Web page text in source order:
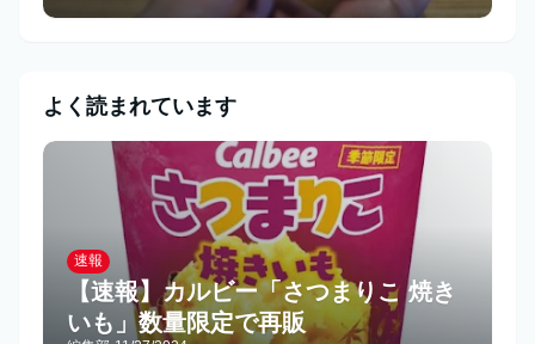
よく読まれています
速報
【速報】カルビー「さつまりこ 焼き
いも」数量限定で再販